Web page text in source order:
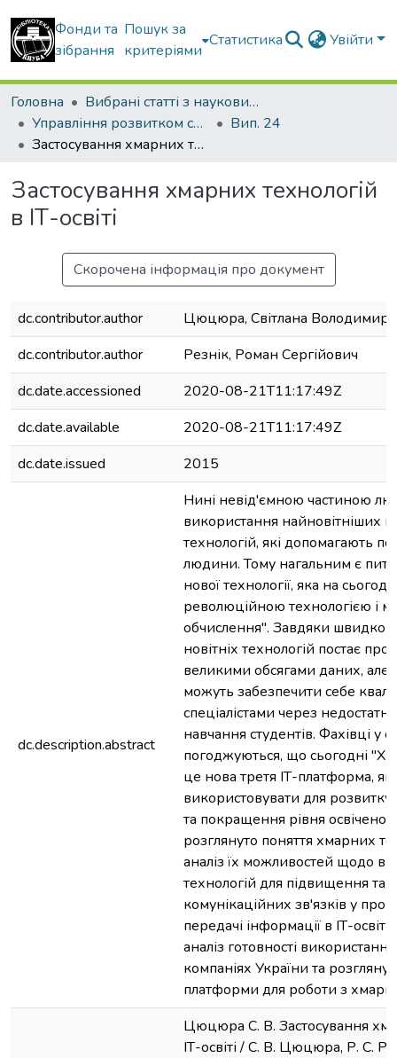
Фонди та
зібрання
Пошук за
критеріями
Статистика Увійти
Головна
Вибрані статті з наукових збірників КНУБА
Управління розвитком складних систем
Вип. 24
Застосування хмарних технологій в ІТ-освіті
Застосування хмарних технологій
в ІТ-освіті
Скорочена інформація про документ
dc.contributor.author
Цюцюра, Світлана
dc.contributor.author
Резнік, Роман Сергійович
dc.date.accessioned
2020-08-21T11:17:49Z
dc.date.available
2020-08-21T11:17:49Z
dc.date.issued
2015
dc.description.abstract
Нині невід'ємною частиною
використання найновітніших
технологій, які допомагають
людини. Тому нагальним є
нової технології, яка на
революційною технологією і
обчислення". Завдяки
новітніх технологій постає
великими обсягами даних, але
можуть забезпечити себе
спеціалістами через
навчання студентів. Фахівці у
погоджуються, що сьогодні
це нова третя ІТ-платформа,
використовувати для розвитку
та покращення рівня
розглянуто поняття хмарних
аналіз їх можливостей щодо
технологій для підвищення та
комунікаційних зв'язків у
передачі інформації в ІТ-
аналіз готовності
компаніях України та
платформи для роботи з
Цюцюра С. В. Застосування
ІТ-освіті / С. В. Цюцюра, Р. С.